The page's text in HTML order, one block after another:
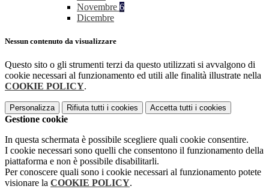
Novembre 6
Dicembre
Nessun contenuto da visualizzare
Questo sito o gli strumenti terzi da questo utilizzati si avvalgono di
cookie necessari al funzionamento ed utili alle finalità illustrate nella
COOKIE POLICY.
Personalizza Rifiuta tutti i cookies Accetta tutti i cookies
Gestione cookie
In questa schermata è possibile scegliere quali cookie consentire.
I cookie necessari sono quelli che consentono il funzionamento della
piattaforma e non è possibile disabilitarli.
Per conoscere quali sono i cookie necessari al funzionamento potete
visionare la COOKIE POLICY.